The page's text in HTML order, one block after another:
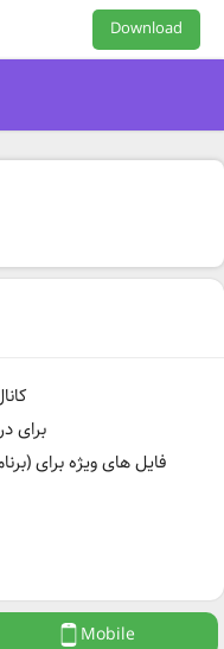
Download
برای
فایل های ویژه برای
Mobile